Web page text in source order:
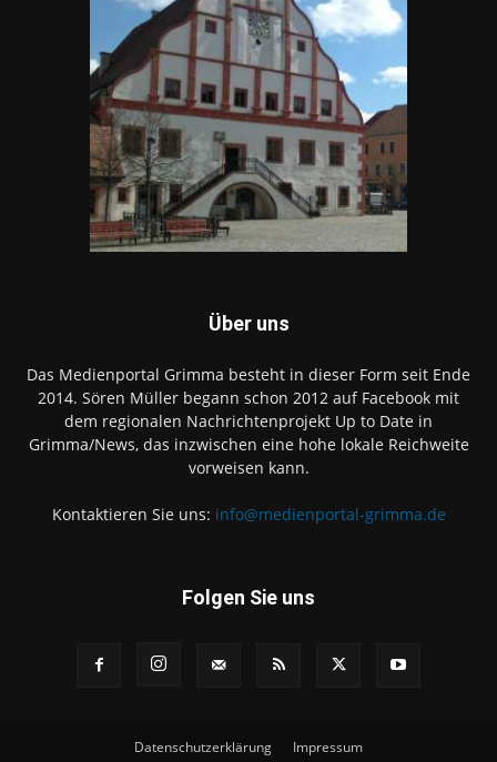
Über uns
Das Medienportal Grimma besteht in dieser Form seit Ende
2014. Sören Müller begann schon 2012 auf Facebook mit
dem regionalen Nachrichtenprojekt Up to Date in
Grimma/News, das inzwischen eine hohe lokale Reichweite
vorweisen kann.
Kontaktieren Sie uns: info@medienportal-grimma.de
Folgen Sie uns
Datenschutzerklärung Impressum